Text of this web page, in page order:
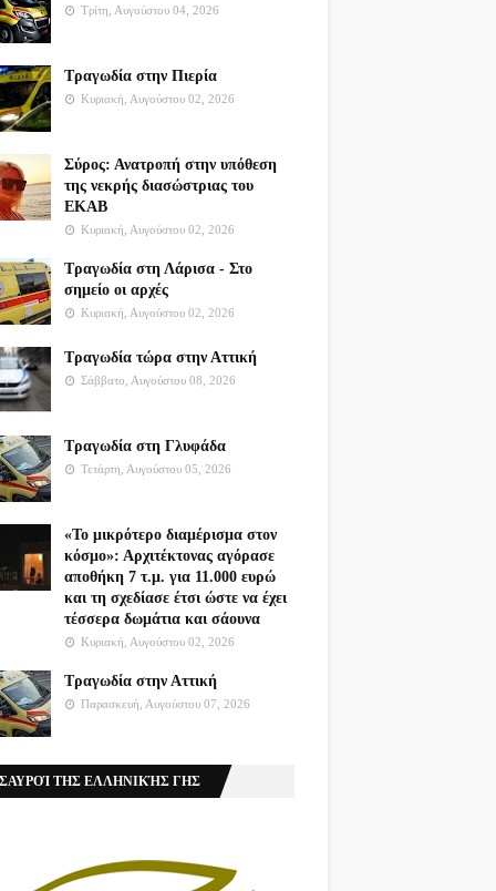
Τρίτη, Αυγούστου 04, 2026
Τραγωδία στην Πιερία
Κυριακή, Αυγούστου 02, 2026
Σύρος: Ανατροπή στην υπόθεση
της νεκρής διασώστριας του
ΕΚΑΒ
Κυριακή, Αυγούστου 02, 2026
Τραγωδία στη Λάρισα - Στο
σημείο οι αρχές
Κυριακή, Αυγούστου 02, 2026
Τραγωδία τώρα στην Αττική
Σάββατο, Αυγούστου 08, 2026
Τραγωδία στη Γλυφάδα
Τετάρτη, Αυγούστου 05, 2026
«Το μικρότερο διαμέρισμα στον
κόσμο»: Αρχιτέκτονας αγόρασε
αποθήκη 7 τ.μ. για 11.000 ευρώ
και τη σχεδίασε έτσι ώστε να έχει
τέσσερα δωμάτια και σάουνα
Κυριακή, Αυγούστου 02, 2026
Τραγωδία στην Αττική
Παρασκευή, Αυγούστου 07, 2026
ΤΗΣ ΕΛΛΗΝΙΚΉΣ ΓΗΣ